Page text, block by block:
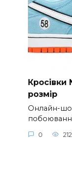
Кросівки
розмір
Онлайн-
0 212